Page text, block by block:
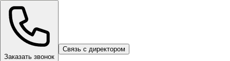
Заказать звонок
Связь с директором